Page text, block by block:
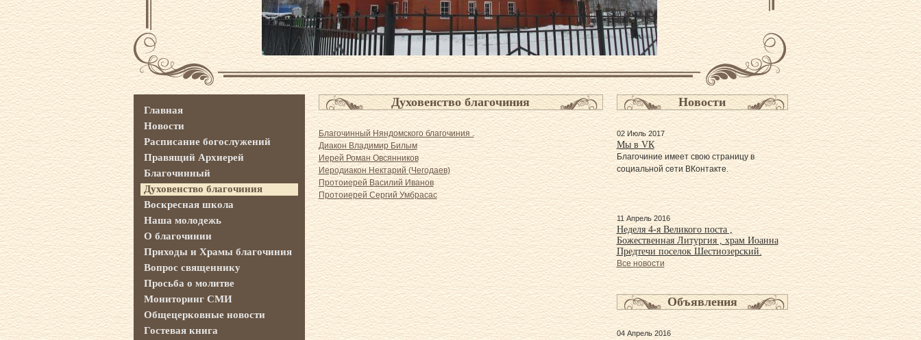
Духовенство благочиния
Благочинный Няндомского благочиния .
Диакон Владимир Билым
Иерей Роман Овсянников
Иеродиакон Нектарий (Чегодаев)
Протоиерей Василий Иванов
Протоиерей Сергий Умбрасас
Главная
Новости
Расписание богослужений
Правящий Архиерей
Благочинный
Духовенство благочиния
Воскресная школа
Наша молодежь
О благочинии
Приходы и Храмы благочиния
Вопрос священнику
Просьба о молитве
Мониторинг СМИ
Общецерковные новости
Гостевая книга
Новости
02 Июль 2017
Мы в VК
Благочиние имеет свою страницу в
социальной сети ВКонтакте.
11 Апрель 2016
Неделя 4-я Великого поста ,
Божественная Литургия , храм Иоанна
Предтечи поселок Шестиозерский.
Все новости
Объявления
04 Апрель 2016